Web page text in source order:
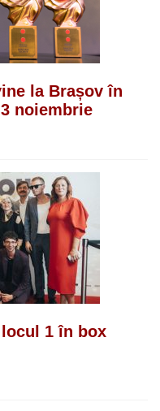
la Brașov în
noiembrie
1 în box